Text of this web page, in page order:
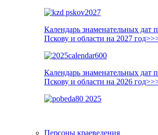
Календарь знаменательных дат
Пскову и области на 2027
Календарь знаменательных дат
Пскову и области на 2026
Персоны краеведения